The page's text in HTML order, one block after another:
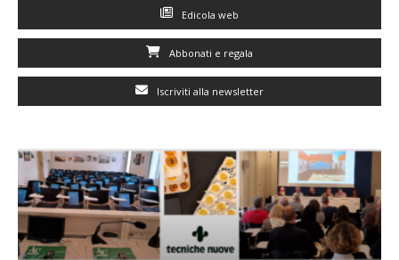
Edicola web
Abbonati e regala
Iscriviti alla newsletter